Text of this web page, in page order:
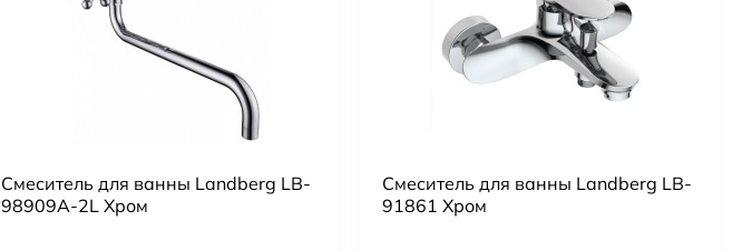
Смеситель для ванны Landberg LB-
98909A-2L Хром
Смеситель для ванны Landberg LB-
91861 Хром